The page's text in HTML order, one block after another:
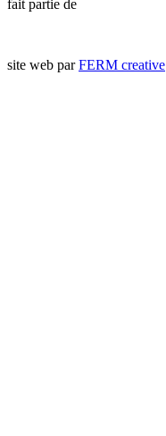
fait partie de
site web parFERM creative